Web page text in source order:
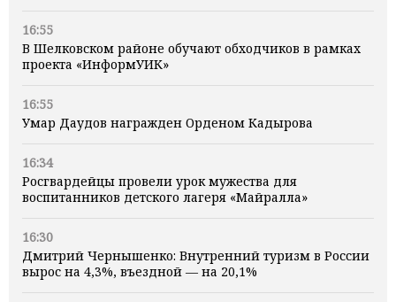
16:55
В Шелковском районе обучают обходчиков в рамках
проекта «ИнформУИК»
16:55
Умар Даудов награжден Орденом Кадырова
16:34
Росгвардейцы провели урок мужества для
воспитанников детского лагеря «Майралла»
16:30
Дмитрий Чернышенко: Внутренний туризм в России
вырос на 4,3%, въездной — на 20,1%